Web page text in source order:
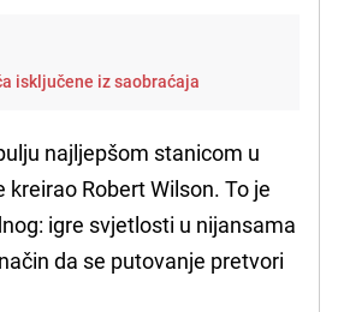
isključene iz saobraćaja
najljepšom stanicom u
Robert Wilson. To je
igre svjetlosti u nijansama
da se putovanje pretvori